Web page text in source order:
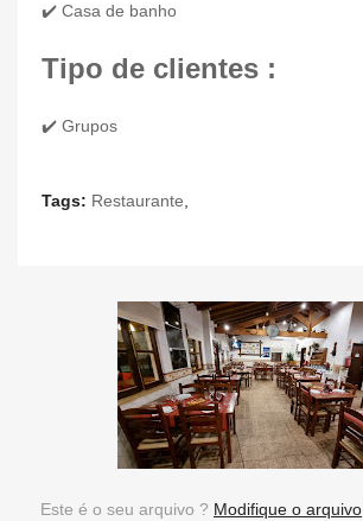
✔️ Casa de banho
Tipo de clientes :
✔️ Grupos
Tags: Restaurante
Este é o seu arquivo ? Modifique o arquivo